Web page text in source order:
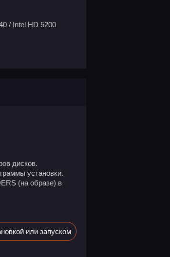
/ Intel HD 5200
дисков.
установки.
(на образе) в
или запуском